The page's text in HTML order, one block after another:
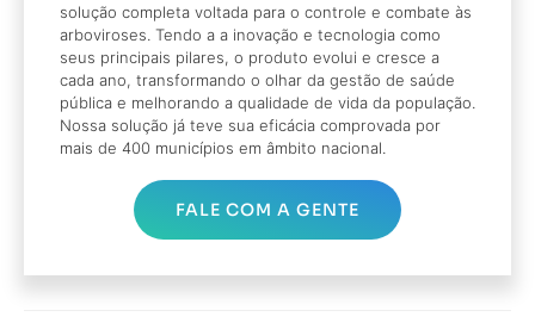
solução completa voltada para o controle e combate às
arboviroses. Tendo a a inovação e tecnologia como
seus principais pilares, o produto evolui e cresce a
cada ano, transformando o olhar da gestão de saúde
pública e melhorando a qualidade de vida da população.
Nossa solução já teve sua eficácia comprovada por
mais de 400 municípios em âmbito nacional.
FALE COM A GENTE